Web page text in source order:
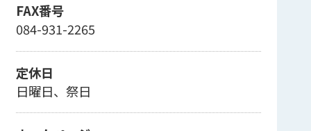
FAX番号
084-931-2265
定休日
日曜日、祭日